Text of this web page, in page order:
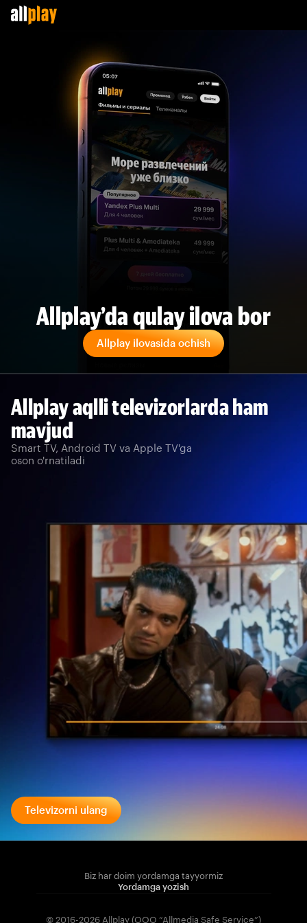
Allplay’da qulay ilova bor
Allplay ilovasida ochish
Allplay aqlli televizorlarda ham
mavjud
Smart TV, Android TV va Apple TV'ga
oson o'rnatiladi
Televizorni ulang
Biz har doim yordamga tayyormiz
Yordamga yozish
© 2016-2026 Allplay (OOO “Allmedia Safe Service”)